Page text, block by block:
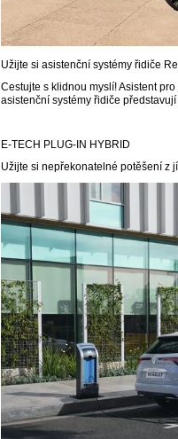
Užijte si asistenční systémy řidiče
Cestujte s klidnou myslí! Asistent
asistenční systémy řidiče
E-TECH PLUG-IN HYBRID
Užijte si nepřekonatelné potěšení z